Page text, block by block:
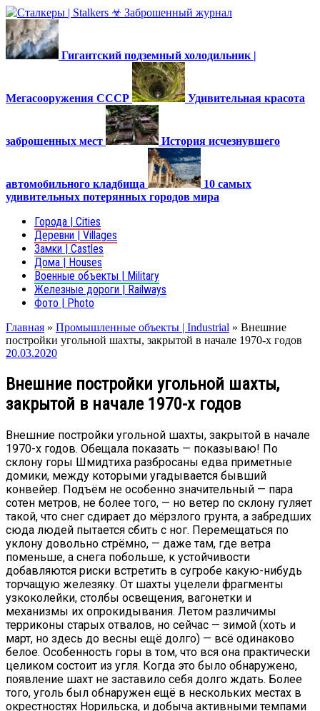
Гигантский подземный холодильник |
Мегасооружения СССР Удивительная красота
заброшенных мест История исчезнувшего
автомобильного кладбища
10 самых
удивительных потерянных городов мира
Города | Cities
Деревни | Villages
Замки | Castles
Дома | Houses
Военные объекты | Military
Железные дороги | Railways
Фото | Photo
Главная » Промышленные объекты | Industrial » Внешние
постройки угольной шахты, закрытой в начале 1970-х годов
20.03.2020
Внешние постройки угольной шахты,
закрытой в начале 1970-х годов
Внешние постройки угольной шахты, закрытой в начале
1970-х годов. Обещала показать — показываю! По
склону горы Шмидтиха разбросаны едва приметные
домики, между которыми угадывается бывший
конвейер. Подъём не особенно значительный — пара
сотен метров, не более того, — но ветер по склону гуляет
такой, что снег сдирает до мёрзлого грунта, а забредших
сюда людей пытается сбить с ног. Перемещаться по
уклону довольно стрёмно, — даже там, где ветра
поменьше, а снега побольше, к устойчивости
добавляются риски встретить в сугробе какую-нибудь
торчащую железяку. От шахты уцелели фрагменты
узкоколейки, столбы освещения, вагонетки и
механизмы их опрокидывания. Летом различимы
терриконы старых отвалов, но сейчас — зимой (хоть и
март, но здесь до весны ещё долго) — всё одинаково
белое. Особенность горы в том, что вся она практически
целиком состоит из угля. Когда это было обнаружено,
появление шахт не заставило себя долго ждать. Более
того, уголь был обнаружен ещё в нескольких местах в
окрестностях Норильска, и добыча активными темпами